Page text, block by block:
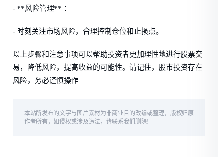
- **风险管理** ：
- 时刻关注市场风险，合理控制仓位和止损点。
以上步骤和注意事项可以帮助投资者更加理性地进行股票交
易，降低风险，提高收益的可能性。请记住，股市投资存在
风险，务必谨慎操作
本站所发布的文字与图片素材为非商业目的改编或整理，版权归原
作者所有，如侵权或涉及违法，请联系我们删除!